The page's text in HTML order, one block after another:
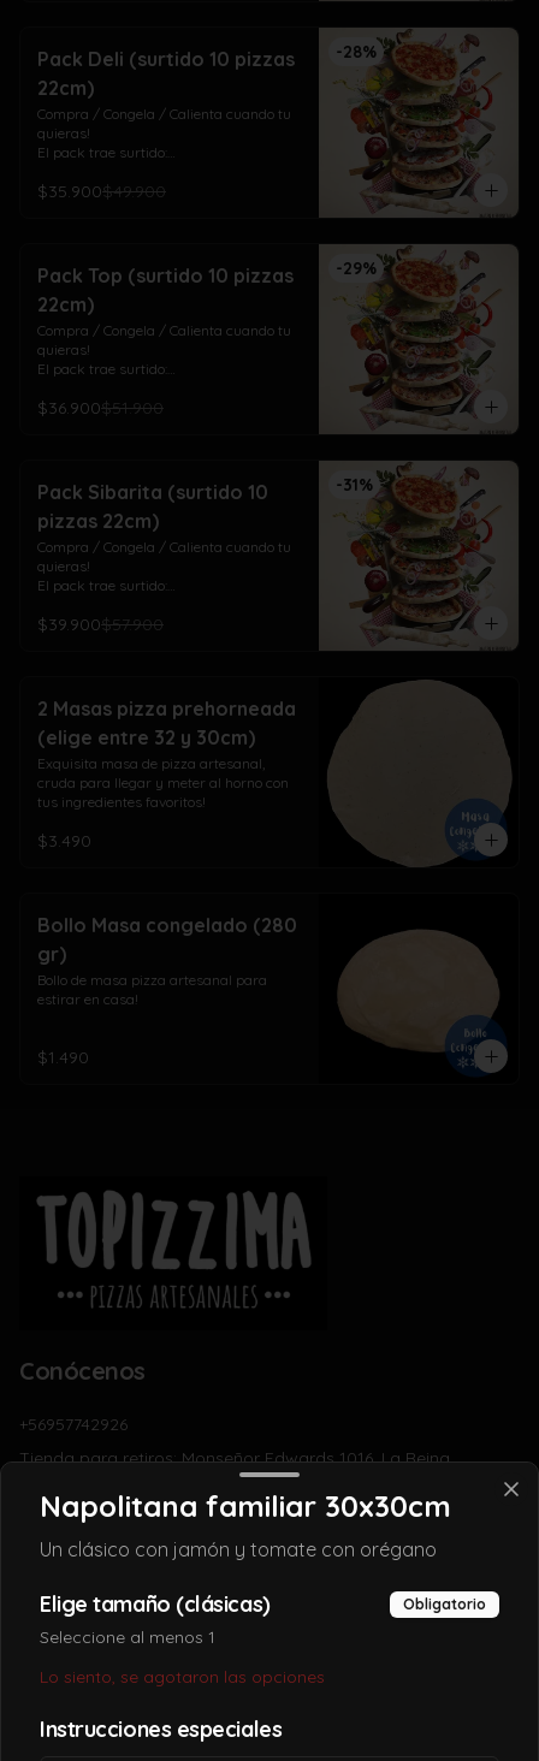
-28%
Pack Deli (surtido 10 pizzas
22cm)
Compra / Congela / Calienta cuando tu
quieras!
El pack trae surtido:
y pimentón)
maduro, cheddar y azul)
$35.900$49.900
-29%
Pack Top (surtido 10 pizzas
22cm)
Compra / Congela / Calienta cuando tu
quieras!
El pack trae surtido:
tocino)
$36.900$51.900
-31%
Pack Sibarita (surtido 10
pizzas 22cm)
Compra / Congela / Calienta cuando tu
quieras!
El pack trae surtido:
dulce)
$39.900$57.900
2 Masas pizza prehorneada
(elige entre 32 y 30cm)
Exquisita masa de pizza artesanal,
cruda para llegar y meter al horno con
tus ingredientes favoritos!
$3.490
Bollo Masa congelado (280
gr)
Bollo de masa pizza artesanal para
estirar en casa!
$1.490
Conócenos
+56957742926
Tienda para retiros: Monseñor Edwards 1016, La Reina
Términos y condiciones
Política de privacidad
Instagram
Mi cuenta
Napolitana familiar 30x30cm
Un clásico con jamón y tomate con orégano
Elige tamaño (clásicas) Obligatorio
Seleccione al menos 1
Lo siento, se agotaron las opciones
Instrucciones especiales